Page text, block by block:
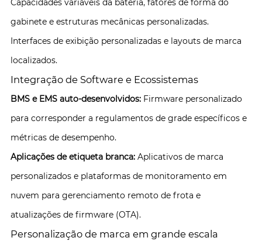
Capacidades variáveis da bateria, fatores de forma do
gabinete e estruturas mecânicas personalizadas.
Interfaces de exibição personalizadas e layouts de marca
localizados.
Integração de Software e Ecossistemas
BMS e EMS auto-desenvolvidos: Firmware personalizado
para corresponder a regulamentos de grade específicos e
métricas de desempenho.
Aplicações de etiqueta branca: Aplicativos de marca
personalizados e plataformas de monitoramento em
nuvem para gerenciamento remoto de frota e
atualizações de firmware (OTA).
Personalização de marca em grande escala